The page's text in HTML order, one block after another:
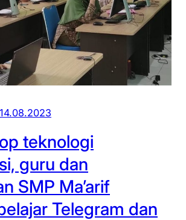
14.08.2023
teknologi
guru dan
SMP Ma’arif
Telegram dan